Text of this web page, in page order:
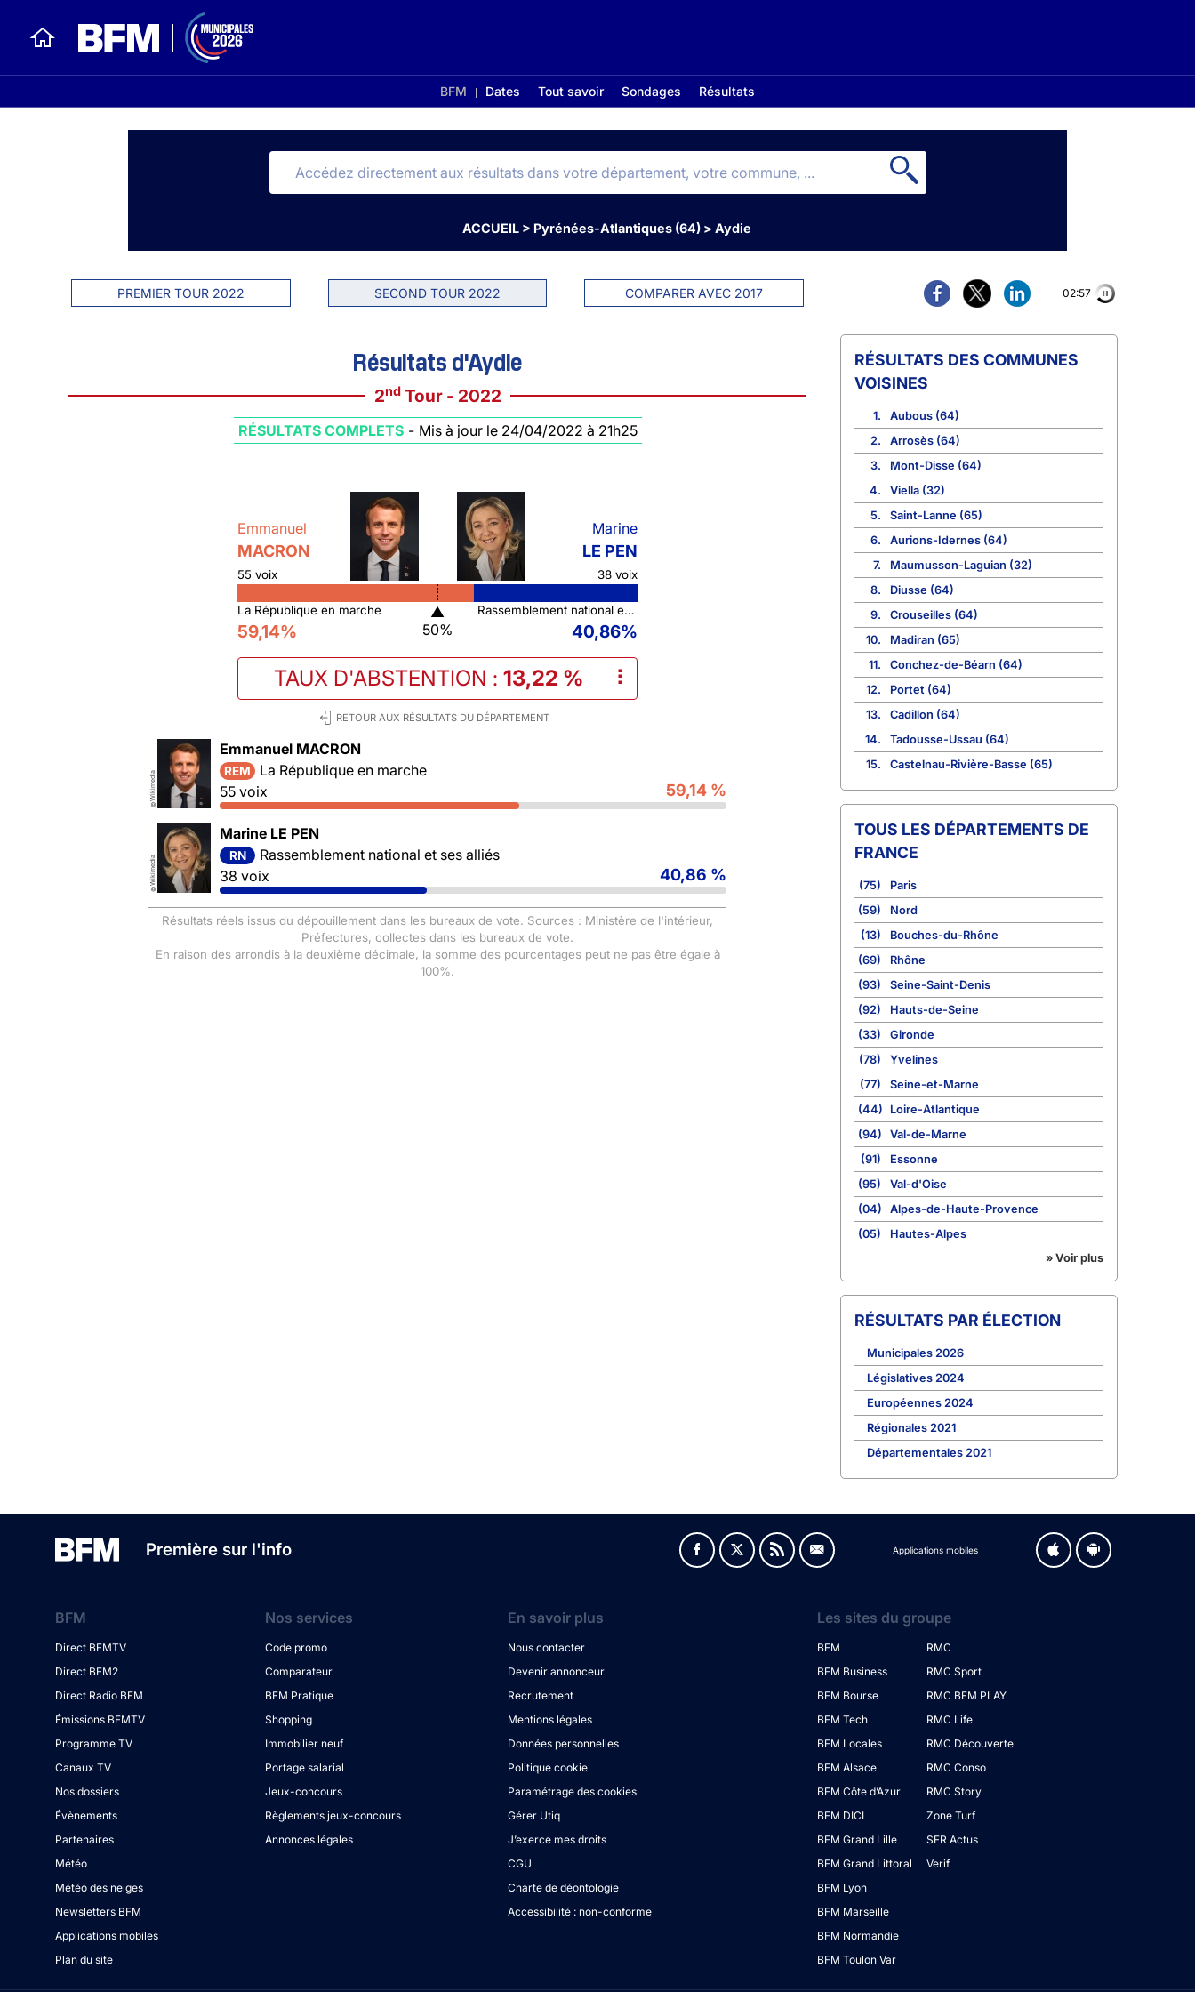
BFM Dates Tout savoir Sondages Résultats
ACCUEIL> Pyrénées-Atlantiques (64)> Aydie
PREMIER TOUR 2022 SECOND TOUR 2022 COMPARER AVEC 2017 02:56
Résultats d'Aydie
2ndTour - 2022
RÉSULTATS COMPLETS - Mis à jour le 24/04/2022 à 21h25
Emmanuel
MACRON
55 voix
Marine
LE PEN
38 voix
La République en marche
59,14%
▲
50%
Rassemblement national et ses alliés
40,86%
TAUX D'ABSTENTION : 13,22 % ⠇
RETOUR AUX RÉSULTATS DU DÉPARTEMENT
©
Wikimedia
Emmanuel MACRON
REM
La République en marche
55 voix
59,14 %
©
Wikimedia
Marine LE PEN
RN
Rassemblement national et ses alliés
38 voix
40,86 %
Résultats réels issus du dépouillement dans les bureaux de vote. Sources : Ministère de l'intérieur,
Préfectures, collectes dans les bureaux de vote.
En raison des arrondis à la deuxième décimale, la somme des pourcentages peut ne pas être égale à
100%.
COMMUNES
VOISINES
1.
Aubous (64)
2.
Arrosès (64)
3.
Mont-Disse (64)
4.
Viella (32)
5.
Saint-Lanne (65)
6.
Aurions-Idernes (64)
7.
Maumusson-Laguian (32)
8.
Diusse (64)
9.
Crouseilles (64)
10.
Madiran (65)
11.
Conchez-de-Béarn (64)
12.
Portet (64)
13.
Cadillon (64)
14.
Tadousse-Ussau (64)
15.
Castelnau-Rivière-Basse (65)
TOUS LES DÉPARTEMENTS DE
FRANCE
(75)
Paris
(59)
Nord
(13)
Bouches-du-Rhône
(69)
Rhône
(93)
Seine-Saint-Denis
(92)
Hauts-de-Seine
(33)
Gironde
(78)
Yvelines
(77)
Seine-et-Marne
(44)
Loire-Atlantique
(94)
Val-de-Marne
(91)
Essonne
(95)
Val-d'Oise
(04)
Alpes-de-Haute-Provence
(05)
Hautes-Alpes
» Voir plus
RÉSULTATS PAR ÉLECTION
Municipales 2026
Législatives 2024
Européennes 2024
Régionales 2021
Départementales 2021
Première sur l'info Applications mobiles
BFM
Direct BFMTV
Direct BFM2
Direct Radio BFM
Émissions BFMTV
Programme TV
Canaux TV
Nos dossiers
Évènements
Partenaires
Météo
Météo des neiges
Newsletters BFM
Applications mobiles
Plan du site
Nos services
Code promo
Comparateur
BFM Pratique
Shopping
Immobilier neuf
Portage salarial
Jeux-concours
Règlements jeux-concours
Annonces légales
En savoir plus
Nous contacter
Devenir annonceur
Recrutement
Mentions légales
Données personnelles
Politique cookie
Paramétrage des cookies
Gérer Utiq
J’exerce mes droits
CGU
Charte de déontologie
Accessibilité : non-conforme
Les sites du groupe
BFM
BFM Business
BFM Bourse
BFM Tech
BFM Locales
BFM Alsace
BFM Côte d’Azur
BFM DICI
BFM Grand Lille
BFM Grand Littoral
BFM Lyon
BFM Marseille
BFM Normandie
BFM Toulon Var
RMC
RMC Sport
RMC BFM PLAY
RMC Life
RMC Découverte
RMC Conso
RMC Story
Zone Turf
SFR Actus
Verif